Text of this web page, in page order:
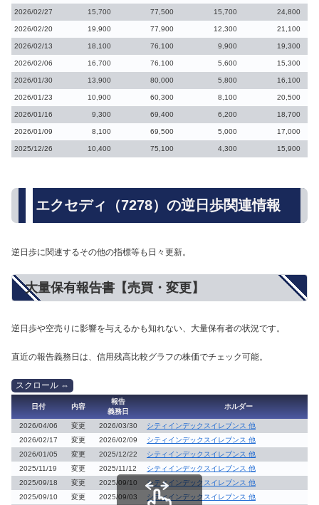
2026/02/27 15,700 77,500 15,700 24,800
2026/02/20 19,900 77,900 12,300 21,100
2026/02/13 18,100 76,100 9,900 19,300
2026/02/06 16,700 76,100 5,600 15,300
2026/01/30 13,900 80,000 5,800 16,100
2026/01/23 10,900 60,300 8,100 20,500
2026/01/16 9,300 69,400 6,200 18,700
2026/01/09 8,100 69,500 5,000 17,000
2025/12/26 10,400 75,100 4,300 15,900
エクセディ（7278）の逆日歩関連情報
逆日歩に関連するその他の指標等も日々更新。
大量保有報告書【売買・変更】
逆日歩や空売りに影響を与えるかも知れない、大量保有者の状況です。
直近の報告義務日は、信用残高比較グラフの株価でチェック可能。
日付 内容
報告
義務日
ホルダー
2026/04/06 変更 2026/03/30
シティインデックスイレブンス 他
2026/02/17
変更 2026/02/09
シティインデックスイレブンス 他
2026/01/05
変更 2025/12/22
シティインデックスイレブンス 他
2025/11/19
変更 2025/11/12
シティインデックスイレブンス 他
2025/09/18
変更 2025/09/10
シティインデックスイレブンス 他
2025/09/10
変更 2025/09/03 シティインデックスイレブンス 他